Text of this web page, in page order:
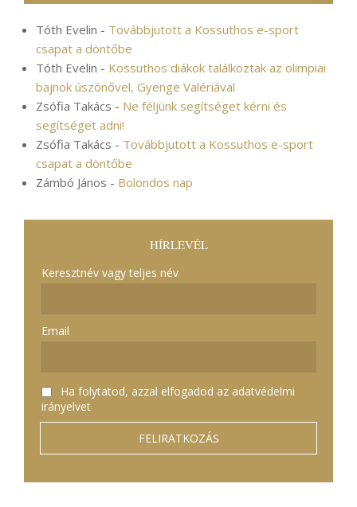
Tóth Evelin - Továbbjutott a Kossuthos e-sport
csapat a döntőbe
Tóth Evelin - Kossuthos diákok találkoztak az olimpiai
bajnok úszónővel, Gyenge Valériával
Zsófia Takács - Ne féljünk segítséget kérni és
segítséget adni!
Zsófia Takács - Továbbjutott a Kossuthos e-sport
csapat a döntőbe
Zámbó János - Bolondos nap
HÍRLEVÉL
Keresztnév vagy teljes név
Email
Ha folytatod, azzal elfogadod az adatvédelmi
irányelvet